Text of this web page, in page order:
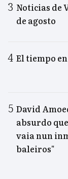
Noticias de
de agosto
El tiempo
David
absurdo
vaia nun
baleiros"